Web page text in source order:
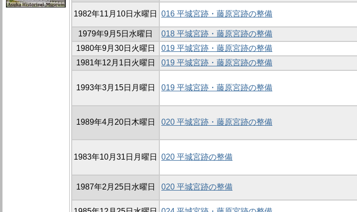
1982年11月10日水曜日 016 平城宮跡・藤原宮跡の整備
1979年9月5日水曜日
018 平城宮跡・藤原宮跡の整備
1980年9月30日火曜日
019 平城宮跡・藤原宮跡の整備
1981年12月1日火曜日
019 平城宮跡・藤原宮跡の整備
1993年3月15日月曜日 019 平城宮跡・藤原宮跡の整備
1989年4月20日木曜日 020 平城宮跡・藤原宮跡の整備
1983年10月31日月曜日 020 平城宮跡の整備
1987年2月25日水曜日 020 平城宮跡の整備